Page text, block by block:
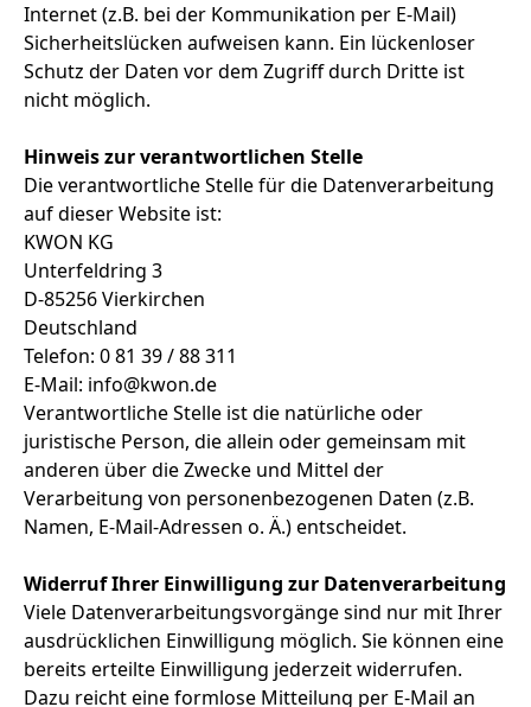
Internet (z.B. bei der Kommunikation per E-Mail)
Sicherheitslücken aufweisen kann. Ein lückenloser
Schutz der Daten vor dem Zugriff durch Dritte ist
nicht möglich.
Hinweis zur verantwortlichen Stelle
Die verantwortliche Stelle für die Datenverarbeitung
auf dieser Website ist:
KWON KG
Unterfeldring 3
D-85256 Vierkirchen
Deutschland
Telefon: 0 81 39 / 88 311
E-Mail: info@kwon.de
Verantwortliche Stelle ist die natürliche oder
juristische Person, die allein oder gemeinsam mit
anderen über die Zwecke und Mittel der
Verarbeitung von personenbezogenen Daten (z.B.
Namen, E-Mail-Adressen o. Ä.) entscheidet.
Widerruf Ihrer Einwilligung zur Datenverarbeitung
Viele Datenverarbeitungsvorgänge sind nur mit Ihrer
ausdrücklichen Einwilligung möglich. Sie können eine
bereits erteilte Einwilligung jederzeit widerrufen.
Dazu reicht eine formlose Mitteilung per E-Mail an